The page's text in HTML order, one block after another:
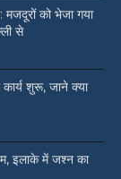
को भेजा गया
से
शुरू, जाने क्या
इलाके में जश्न का